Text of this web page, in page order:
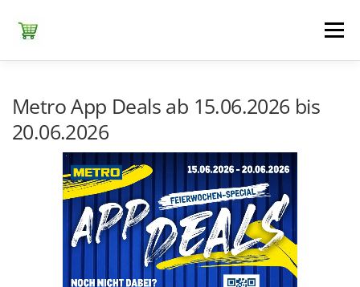
Inhalt
springen
Menü
NETTO DISCOUNT NORMA REWE
Metro App Deals ab 15.06.2026 bis
20.06.2026